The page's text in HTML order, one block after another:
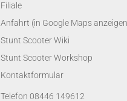
Filiale
Anfahrt (in Google Maps
Stunt Scooter Wiki
Stunt Scooter Workshop
Kontaktformular
Telefon 08446 149612